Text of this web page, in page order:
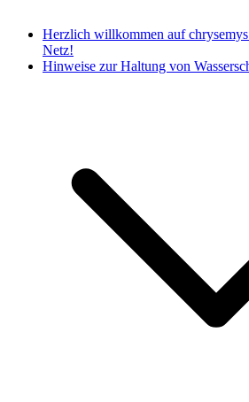
Herzlich willkommen auf
Netz!
Hinweise zur Haltung von